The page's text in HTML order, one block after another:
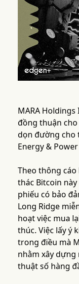
MARA
đồng thuận
dọn đường cho
Energy &
Theo thông cáo
thác Bitcoin
phiếu có bảo
Long Ridge
hoạt việc mua
thúc. Việc lấy ý
trong điều mà
nhằm xây
thuật số hàng